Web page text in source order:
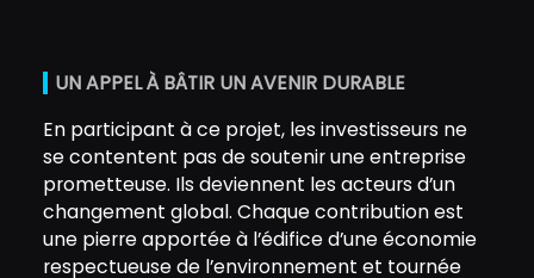
UN APPEL À BÂTIR UN AVENIR DURABLE
En participant à ce projet, les investisseurs ne
se contentent pas de soutenir une entreprise
prometteuse. Ils deviennent les acteurs d’un
changement global. Chaque contribution est
une pierre apportée à l’édifice d’une économie
respectueuse de l’environnement et tournée